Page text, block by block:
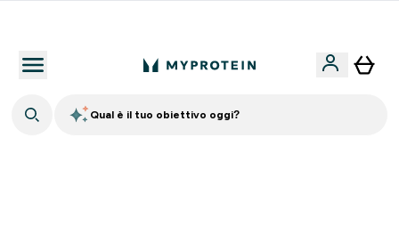
Qual è il tuo obiettivo oggi?